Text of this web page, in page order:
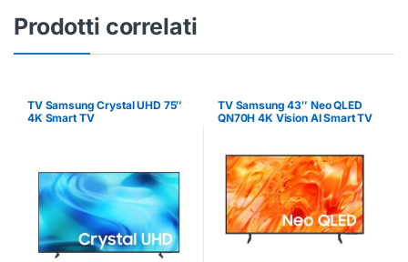
Prodotti correlati
TV Samsung Crystal UHD 75″
4K Smart TV
TV Samsung 43″ Neo QLED
QN70H 4K Vision AI Smart TV